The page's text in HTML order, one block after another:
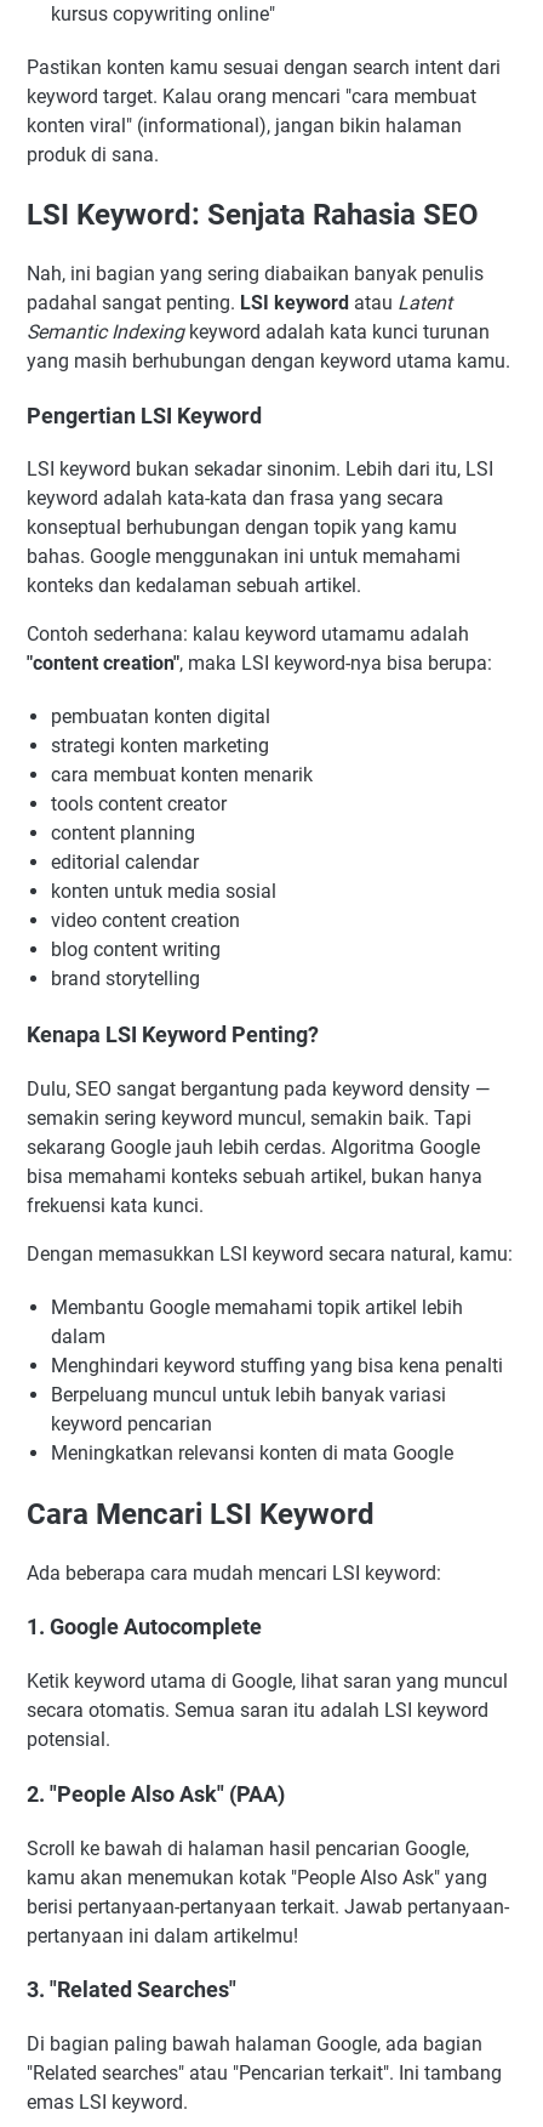
kursus copywriting online"
Pastikan konten kamu sesuai dengan search intent dari
keyword target. Kalau orang mencari "cara membuat
konten viral" (informational), jangan bikin halaman
produk di sana.
LSI Keyword: Senjata Rahasia SEO
Nah, ini bagian yang sering diabaikan banyak penulis
padahal sangat penting. LSI keyword atau Latent
Semantic Indexingkeyword adalah kata kunci turunan
yang masih berhubungan dengan keyword utama kamu.
Pengertian LSI Keyword
LSI keyword bukan sekadar sinonim. Lebih dari itu, LSI
keyword adalah kata-kata dan frasa yang secara
konseptual berhubungan dengan topik yang kamu
bahas. Google menggunakan ini untuk memahami
konteks dan kedalaman sebuah artikel.
Contoh sederhana: kalau keyword utamamu adalah
"content creation", maka LSI keyword-nya bisa berupa:
pembuatan konten digital
strategi konten marketing
cara membuat konten menarik
tools content creator
content planning
editorial calendar
konten untuk media sosial
video content creation
blog content writing
brand storytelling
Kenapa LSI Keyword Penting?
Dulu, SEO sangat bergantung pada keyword density —
semakin sering keyword muncul, semakin baik. Tapi
sekarang Google jauh lebih cerdas. Algoritma Google
bisa memahami konteks sebuah artikel, bukan hanya
frekuensi kata kunci.
Dengan memasukkan LSI keyword secara natural, kamu:
Membantu Google memahami topik artikel lebih
dalam
Menghindari keyword stuffing yang bisa kena penalti
Berpeluang muncul untuk lebih banyak variasi
keyword pencarian
Meningkatkan relevansi konten di mata Google
Cara Mencari LSI Keyword
Ada beberapa cara mudah mencari LSI keyword:
1. Google Autocomplete
Ketik keyword utama di Google, lihat saran yang muncul
secara otomatis. Semua saran itu adalah LSI keyword
potensial.
2. "People Also Ask" (PAA)
Scroll ke bawah di halaman hasil pencarian Google,
kamu akan menemukan kotak "People Also Ask" yang
berisi pertanyaan-pertanyaan terkait. Jawab pertanyaan-
pertanyaan ini dalam artikelmu!
3. "Related Searches"
Di bagian paling bawah halaman Google, ada bagian
"Related searches" atau "Pencarian terkait". Ini tambang
emas LSI keyword.